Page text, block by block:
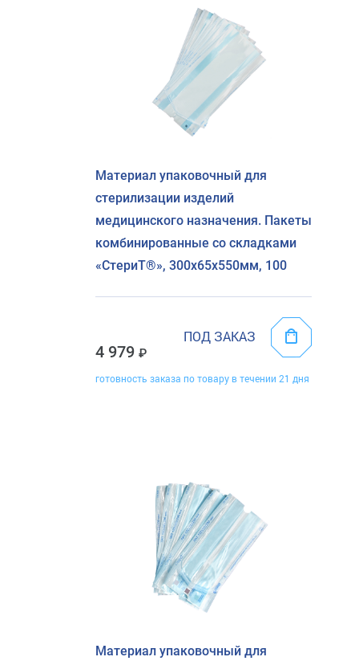
Материал упаковочный для
стерилизации изделий
медицинского назначения. Пакеты
комбинированные со складками
«СтериТ®», 300х65х550мм, 100
4 979
ПОД ЗАКАЗ
готовность заказа по товару в течении 21 дня
Материал упаковочный для